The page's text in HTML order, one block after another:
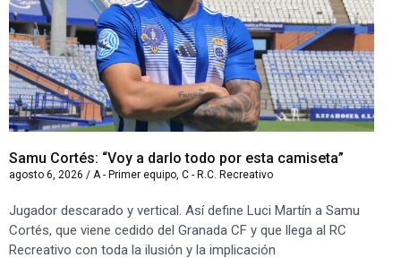
Samu Cortés: “Voy a darlo todo por esta camiseta”
agosto 6, 2026 / A - Primer equipo, C - R.C. Recreativo
Jugador descarado y vertical. Así define Luci Martín a Samu
Cortés, que viene cedido del Granada CF y que llega al RC
Recreativo con toda la ilusión y la implicación